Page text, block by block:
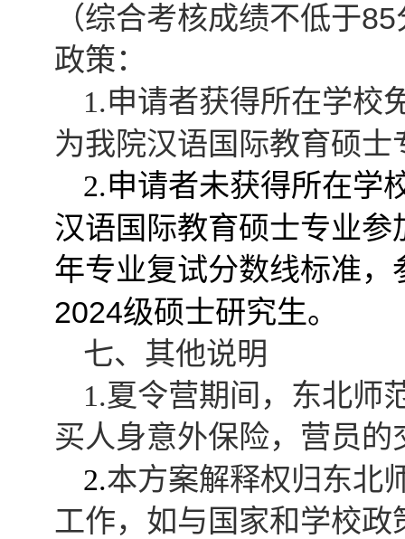
（综合考核成绩不低于85
政策：
1.申请者获得所在学校
为我院汉语国际教育硕士
2.申请者未获得所在学
汉语国际教育硕士专业
年专业复试分数线标准
2024级硕士研究生。
七、其他说明
1.夏令营期间，东北师
买人身意外保险，营员的
2.本方案解释权归东北
工作，如与国家和学校